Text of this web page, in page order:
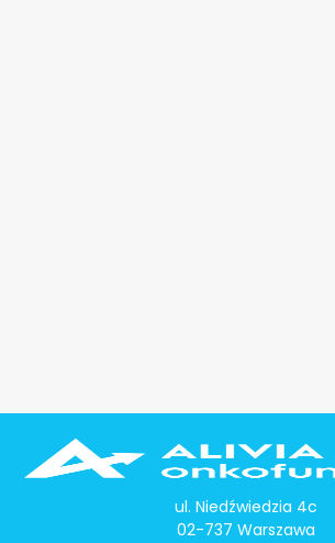
ul. Niedźwiedzia 4c
02-737 Warszawa